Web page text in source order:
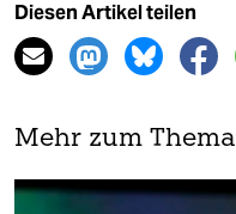
Diesen Artikel teilen
Mehr zum Thema